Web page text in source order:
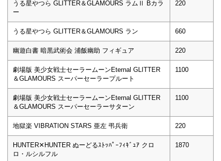
うる星やつら GLITTER＆GLAMOURS ラムⅡ Bカラ
ー
220
うる星やつら GLITTER＆GLAMOURS ラン 660
幽遊白書 暗黒武術会 浦飯幽助 フィギュア 220
劇場版 美少女戦士セーラームーンEternal GLITTER
＆GLAMOURS スーパーセーラープルート
1100
劇場版 美少女戦士セーラームーンEternal GLITTER
＆GLAMOURS スーパーセーラーサターン
1100
地獄楽 VIBRATION STARS 亜左 弔兵衛 220
HUNTER✕HUNTER ぬーどるｽﾄｯﾊﾟｰﾌｨｷﾞｭｱ クロ
ロ・ルシルフル
1870